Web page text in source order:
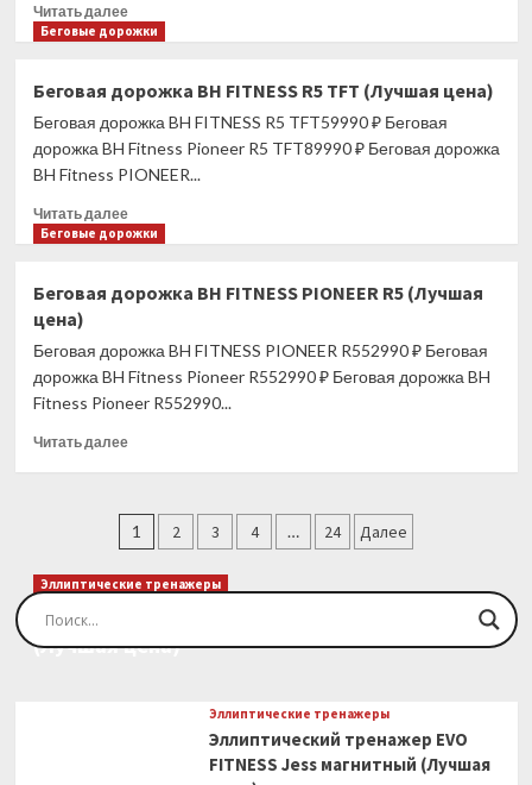
Читать далееПрочитать
больше
магнитный
ATLAS
SPORT
THB
цена)
Беговые дорожки
Беговая дорожка BH FITNESS R5 TFT (Лучшая цена)
Беговая дорожка BH FITNESS R5 TFT59990 ₽ Беговая
дорожка BH Fitness Pioneer R5 TFT89990 ₽ Беговая дорожка
BH Fitness PIONEER...
Читать далееПрочитать
больше
дорожка
FITNESS
R5
(Лучшая
цена)
Беговые дорожки
Беговая дорожка BH FITNESS PIONEER R5 (Лучшая
цена)
Беговая дорожка BH FITNESS PIONEER R552990 ₽ Беговая
дорожка BH Fitness Pioneer R552990 ₽ Беговая дорожка BH
Fitness Pioneer R552990...
Читать далееПрочитать
дорожка
BH
FITNESS
PIONEER
(Лучшая
Пагинация
записей
1 2 3 4 … 24 Далее
Эллиптические тренажеры
Эллиптический тренажер EVO FITNESS Orion
(Лучшая цена)
Эллиптические тренажеры
Эллиптический тренажер EVO
FITNESS Jess магнитный (Лучшая